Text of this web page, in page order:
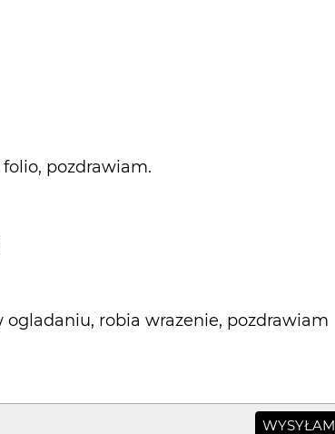
pozdrawiam.
robia wrazenie, pozdrawiam
WYSYŁAM